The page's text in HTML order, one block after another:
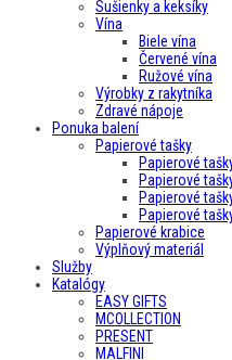
Sušienky a keksíky
Vína
Biele vína
Červené vína
Ružové vína
Výrobky z rakytníka
Zdravé nápoje
Ponuka balení
Papierové tašky
Papierové
Papierové
Papierové
Papierové
Papierové krabice
Výplňový materiál
Služby
Katalógy
EASY GIFTS
MCOLLECTION
PRESENT
MALFINI